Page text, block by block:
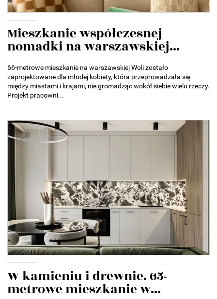
Mieszkanie współczesnej
nomadki na warszawskiej...
66-metrowe mieszkanie na warszawskiej Woli zostało
zaprojektowane dla młodej kobiety, która przeprowadzała się
między miastami i krajami, nie gromadząc wokół siebie wielu rzeczy.
Projekt pracowni...
W kamieniu i drewnie. 65-
metrowe mieszkanie w...